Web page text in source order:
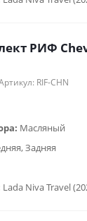
РИФ
RIF-CHN
Масляный
Задняя
Lada Niva Travel